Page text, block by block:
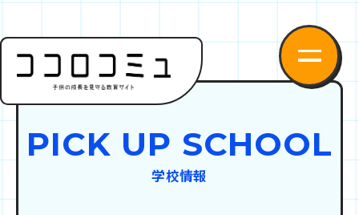
PICK UP SCHOOL
学校情報